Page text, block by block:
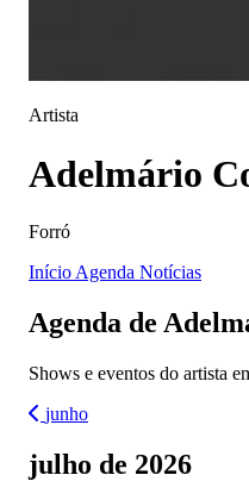
Artista
Adelmário
Forró
Início Agenda Notícias
Agenda de
Shows e eventos do artista
junho
julho de 2026